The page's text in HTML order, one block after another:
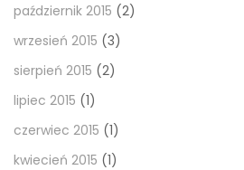
październik 2015 (2)
wrzesień 2015 (3)
sierpień 2015 (2)
lipiec 2015 (1)
czerwiec 2015 (1)
kwiecień 2015 (1)